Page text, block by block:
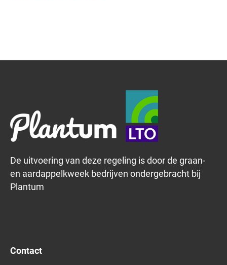
De uitvoering van deze regeling is door de graan-
en aardappelkweek bedrijven ondergebracht bij
Plantum
Contact